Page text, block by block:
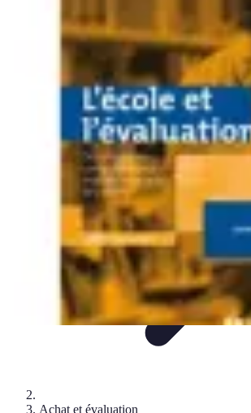
Montres Rares Collection
ComparatifsTendances Achat
Montres Rares Collection
Achat et évaluation